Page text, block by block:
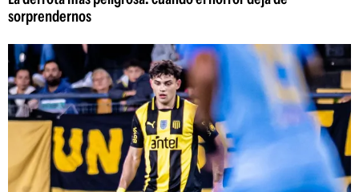
sorprendernos